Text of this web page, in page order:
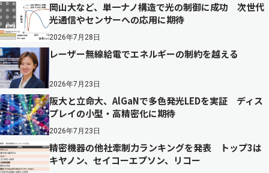
岡山大など、単一ナノ構造で光の制御に成功 次世代
光通信やセンサーへの応用に期待
2026年7月28日
レーザー無線給電でエネルギーの制約を越える
2026年7月23日
阪大と立命大、AlGaNで多色発光LEDを実証 ディス
プレイの小型・高精密化に期待
2026年7月23日
精密機器の他社牽制力ランキングを発表 トップ3は
キヤノン、セイコーエプソン、リコー